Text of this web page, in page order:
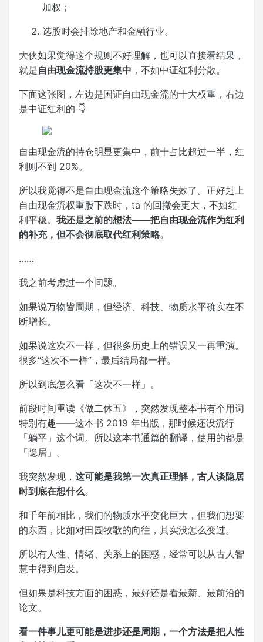
加权；
选股时会排除地产和金融行业。
大伙如果觉得这个规则不好理解，也可以直接看结果，
就是自由现金流持股更集中 ，不如中证红利分散。
下面这张图，左边是国证自由现金流的十大权重，右边
是中证红利的 👇
自由现金流的持仓明显更集中，前十占比超过一半，红
利则不到 20%。
所以我觉得不是自由现金流这个策略失效了。正好赶上
自由现金流权重股下跌时，ta 的回撤会更大，不如红
利平稳。 我还是之前的想法——把自由现金流作为红利
的补充，但不会彻底取代红利策略。
……
我之前考虑过一个问题。
如果说万物皆周期，但经济、科技、物质水平确实在不
断增长。
如果说这次不一样，但很多历史上的错误又一再重演。
很多“这次不一样”，最后结局都一样。
所以到底怎么看「这次不一样」。
前段时间重读《做二休五》，突然发现整本书有个用词
特别有趣——这本书 2019 年出版，那时候还没流行
「躺平」这个词。所以这本书通篇的翻译，使用的都是
「隐居」。
我突然发现， 这可能是我第一次真正理解，古人谈隐居
时到底在想什么。
和千年前相比，我们的物质水平变化巨大，但我们想要
的东西，比如对田园牧歌的向往，其实没怎么变过。
所以有人性、情绪、关系上的困惑，经常可以从古人智
慧中得到启发。
但如果是科技方面的困惑，最好还是看最新、最前沿的
论文。
看一件事儿更可能是进步还是周期，一个方法是把人性